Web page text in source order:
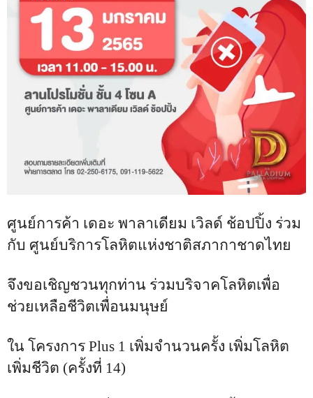
ศูนย์การค้า เดอะ พาลาเดียม เวิลด์ ช้อปปิ้ง ร่วม
กับ ศูนย์บริการโลหิตแห่งชาติสภากาชาดไทย
จึงขอเชิญชวนทุกท่าน ร่วมบริจาคโลหิตเพื่อ
ช่วยเหลือชีวิตเพื่อนมนุษย์
ใน โครงการ Plus 1 เพิ่มจำนวนครั้ง เพิ่มโลหิต
เพิ่มชีวิต (ครั้งที่ 14)